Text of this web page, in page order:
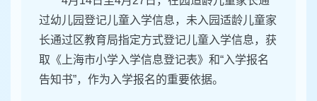
过幼儿园登记儿童入学信息，未入园适龄儿童家
长通过区教育局指定方式登记儿童入学信息，获
取《上海市小学入学信息登记表》和“入学报名
告知书”，作为入学报名的重要依据。